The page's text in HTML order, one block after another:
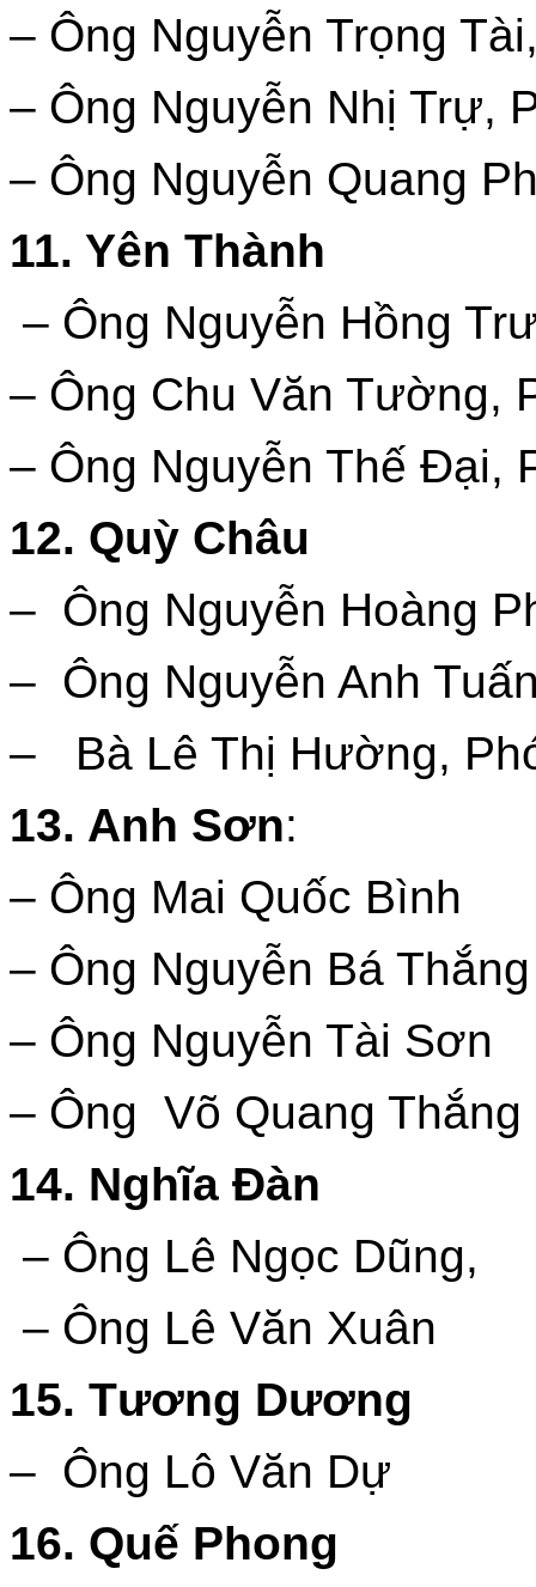
– Ông Nguyễn Trọng
– Ông Nguyễn Nhị Trự,
– Ông Nguyễn Quang
11. Yên Thành
– Ông Nguyễn Hồng
– Ông Chu Văn Tường,
– Ông Nguyễn Thế Đại,
12. Quỳ Châu
– Ông Nguyễn Hoàng
– Ông Nguyễn Anh
– Bà Lê Thị Hường,
13. Anh Sơn:
– Ông Mai Quốc Bình
– Ông Nguyễn Bá Thắng
– Ông Nguyễn Tài Sơn
– Ông Võ Quang Thắng
14. Nghĩa Đàn
– Ông Lê Ngọc Dũng,
– Ông Lê Văn Xuân
15. Tương Dương
– Ông Lô Văn Dự
16. Quế Phong